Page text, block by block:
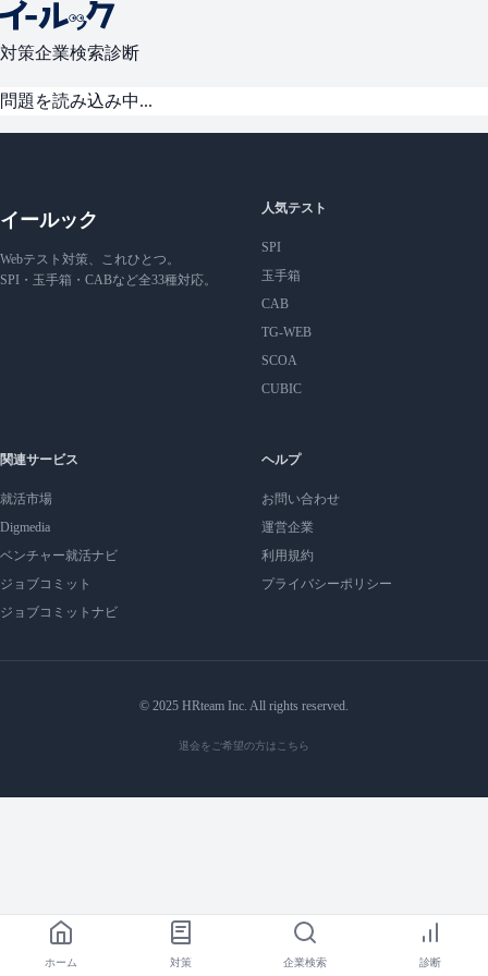
対策企業検索診断
問題を読み込み中...
イールック
Webテスト対策、これひとつ。
SPI・玉手箱・CABなど全33種対応。
人気テスト
SPI
玉手箱
CAB
TG-WEB
SCOA
CUBIC
関連サービス
就活市場
Digmedia
ベンチャー就活ナビ
ジョブコミット
ジョブコミットナビ
ヘルプ
お問い合わせ
運営企業
利用規約
プライバシーポリシー
© 2025 HRteam Inc. All rights reserved.
退会をご希望の方はこちら
ホーム 対策 企業検索 診断